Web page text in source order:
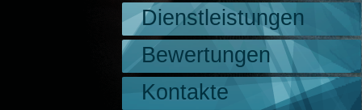
Dienstleistungen
Bewertungen
Kontakte